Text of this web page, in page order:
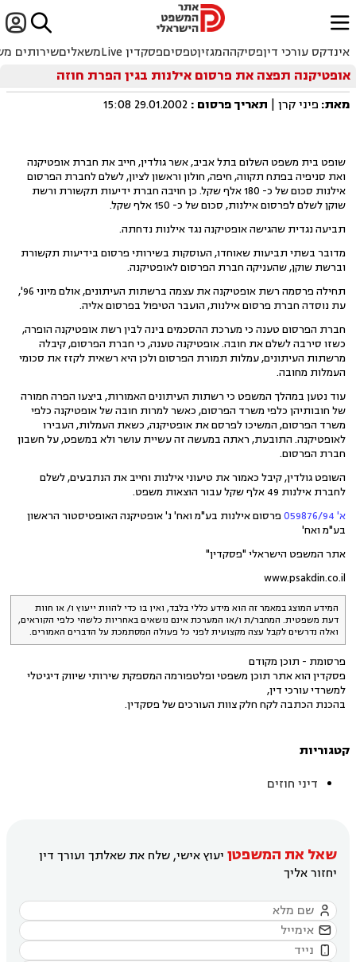

ﱐ
אינדקס עורכי דיןפסיקההמגזיןטפסיםפסקדין Live משאליםשירותים
אופטיקנה תפצה את פרסום אילנות בגין הפרת חוזה
מאת: פיני קרן | תאריך פרסום :
29.01.2002 15:08
שופט בית משפט השלום בתל אביב, אשר גולדין, חייב את חברת אופטיקנה
ואת סניפיה בפתח תקווה, חיפה, חולון וראשון לציון, לשלם לחברת הפרסום
אילנות סכום של כ- 180 אלף שקל. כן חויבה חברת ידיעות תקשורת ורשת
שוקן לשלם לפרסום אילנות, סכום של כ- 150 אלף שקל.
תביעה נגדית שהגישה אופטיקנה נגד אילנות נדחתה.
מדובר בשתי תביעות שאוחדו, העוסקות בשירותי פרסום בידיעות תקשורת
וברשת שוקן, שהעניקה חברת הפרסום לאופטיקנה.
תחילה פרסמה רשת אופטיקנה את עצמה ברשתות העיתונים, אולם מיוני 96',
עת נוסדה חברת פרסום אילנות, הועבר הטיפול בפרסום אליה.
חברת הפרסום טענה כי מערכת ההסכמים בינה לבין רשת אופטיקנה הופרה,
כשזו סירבה לשלם את חובה. אופטיקנה טענה, כי חברת הפרסום, קיבלה
מרשתות העיתונים, עמלות תמורת הפרסום ולכן היא רשאית לקזז את סכומי
העמלות מחובה.
עוד נטען במהלך המשפט כי רשתות העיתונים האמורות, ביצעו הפרה חמורה
של חובותיהן כלפי משרד הפרסום, כאשר למרות חובה של אופטיקנה כלפי
משרד הפרסום, המשיכו לפרסם את אופטיקנה, כשאת העמלות, העבירו
לאופטיקנה. התובעת, ראתה במעשה זה עשיית עושר ולא במשפט, על חשבון
חברת הפרסום.
השופט גולדין, קיבל כאמור את טיעוני אילנות וחייב את הנתבעים, לשלם
לחברת אילנות 49 אלף שקל עבור הוצאות משפט.
א' 059876/94
פרסום אילנות בע"מ ואח' נ' אופטיקנה האופטיסטור הראשון
בע"מ ואח'
אתר המשפט הישראלי "פסקדין"
www.psakdin.co.il
המידע המוצג במאמר זה הוא מידע כללי בלבד, ואין בו כדי להוות ייעוץ ו/ או חוות
דעת משפטית. המחבר/ת ו/או המערכת אינם נושאים באחריות כלשהי כלפי הקוראים,
ואלה נדרשים לקבל עצה מקצועית לפני כל פעולה המסתמכת על הדברים האמורים.
פרסומת - תוכן מקודם
פסקדין הוא אתר תוכן משפטי ופלטפורמה המספקת שירותי שיווק דיגיטלי
למשרדי עורכי דין,
בהכנת הכתבה לקח חלק צוות העורכים של פסקדין.
קטגוריות
דיני חוזים
שאל את המשפטן יעוץ אישי, שלח את שאלתך ועורך דין
יחזור אליך


